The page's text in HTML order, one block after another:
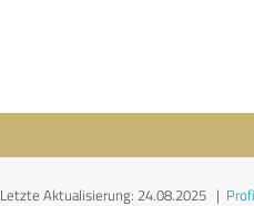
Letzte Aktualisierung: 24.08.2025 |